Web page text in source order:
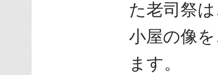
た老司祭
小屋の像
ます。